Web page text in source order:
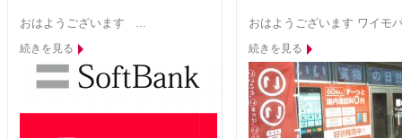
おはようございます ...
続きを見る
おはようございます ワイモ
続きを見る